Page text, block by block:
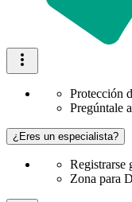
Protección
Pregúntale
¿Eres un especialista?
Registrarse
Zona para